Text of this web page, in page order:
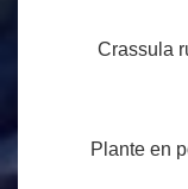
Crassula
Plante en